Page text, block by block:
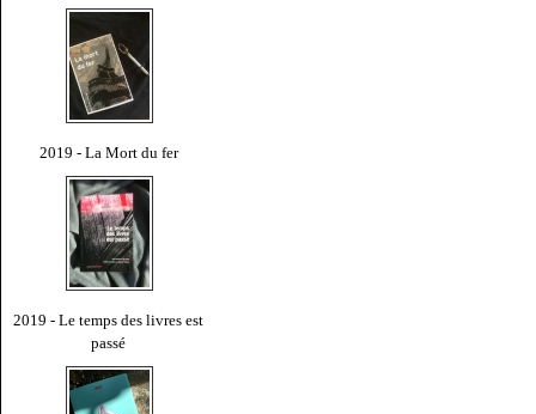
2019 - La Mort du fer
2019 - Le temps des livres est
passé